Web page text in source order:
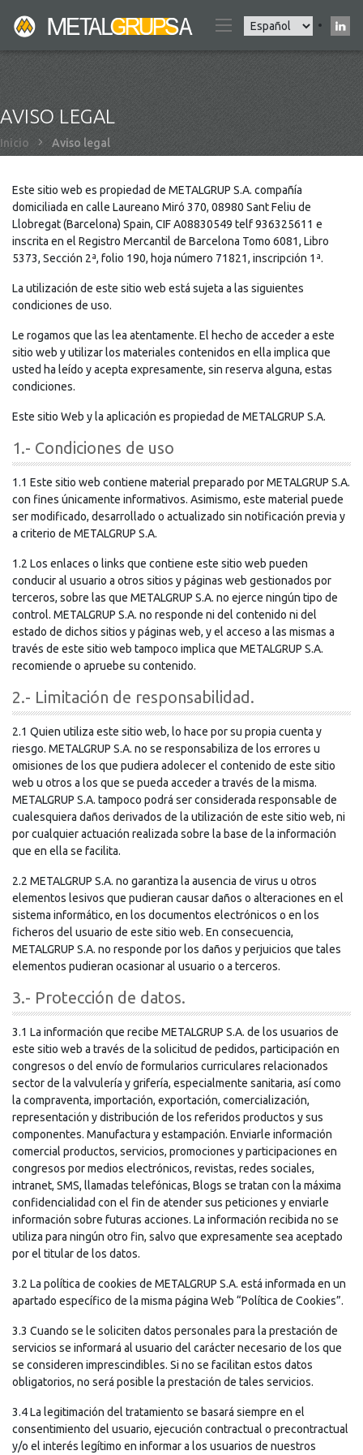
Select
your
language
AVISO LEGAL
Sobrescribir
de
ayuda
la
navegación
Inicio Aviso legal
Este sitio web es propiedad de METALGRUP S.A. compañía
domiciliada en calle Laureano Miró 370, 08980 Sant Feliu de
Llobregat (Barcelona) Spain, CIF A08830549 telf 936325611 e
inscrita en el Registro Mercantil de Barcelona Tomo 6081, Libro
5373, Sección 2ª, folio 190, hoja número 71821, inscripción 1ª.
La utilización de este sitio web está sujeta a las siguientes
condiciones de uso.
Le rogamos que las lea atentamente. El hecho de acceder a este
sitio web y utilizar los materiales contenidos en ella implica que
usted ha leído y acepta expresamente, sin reserva alguna, estas
condiciones.
Este sitio Web y la aplicación es propiedad de METALGRUP S.A.
1.- Condiciones de uso
1.1 Este sitio web contiene material preparado por METALGRUP S.A.
con fines únicamente informativos. Asimismo, este material puede
ser modificado, desarrollado o actualizado sin notificación previa y
a criterio de METALGRUP S.A.
1.2 Los enlaces o links que contiene este sitio web pueden
conducir al usuario a otros sitios y páginas web gestionados por
terceros, sobre las que METALGRUP S.A. no ejerce ningún tipo de
control. METALGRUP S.A. no responde ni del contenido ni del
estado de dichos sitios y páginas web, y el acceso a las mismas a
través de este sitio web tampoco implica que METALGRUP S.A.
recomiende o apruebe su contenido.
2.- Limitación de responsabilidad.
2.1 Quien utiliza este sitio web, lo hace por su propia cuenta y
riesgo. METALGRUP S.A. no se responsabiliza de los errores u
omisiones de los que pudiera adolecer el contenido de este sitio
web u otros a los que se pueda acceder a través de la misma.
METALGRUP S.A. tampoco podrá ser considerada responsable de
cualesquiera daños derivados de la utilización de este sitio web, ni
por cualquier actuación realizada sobre la base de la información
que en ella se facilita.
2.2 METALGRUP S.A. no garantiza la ausencia de virus u otros
elementos lesivos que pudieran causar daños o alteraciones en el
sistema informático, en los documentos electrónicos o en los
ficheros del usuario de este sitio web. En consecuencia,
METALGRUP S.A. no responde por los daños y perjuicios que tales
elementos pudieran ocasionar al usuario o a terceros.
3.- Protección de datos.
3.1 La información que recibe METALGRUP S.A. de los usuarios de
este sitio web a través de la solicitud de pedidos, participación en
congresos o del envío de formularios curriculares relacionados
sector de la valvulería y grifería, especialmente sanitaria, así como
la compraventa, importación, exportación, comercialización,
representación y distribución de los referidos productos y sus
componentes. Manufactura y estampación. Enviarle información
comercial productos, servicios, promociones y participaciones en
congresos por medios electrónicos, revistas, redes sociales,
intranet, SMS, llamadas telefónicas, Blogs se tratan con la máxima
confidencialidad con el fin de atender sus peticiones y enviarle
información sobre futuras acciones. La información recibida no se
utiliza para ningún otro fin, salvo que expresamente sea aceptado
por el titular de los datos.
3.2 La política de cookies de METALGRUP S.A. está informada en un
apartado específico de la misma página Web “Política de Cookies”.
3.3 Cuando se le soliciten datos personales para la prestación de
servicios se informará al usuario del carácter necesario de los que
se consideren imprescindibles. Si no se facilitan estos datos
obligatorios, no será posible la prestación de tales servicios.
3.4 La legitimación del tratamiento se basará siempre en el
consentimiento del usuario, ejecución contractual o precontractual
y/o el interés legítimo en informar a los usuarios de nuestros